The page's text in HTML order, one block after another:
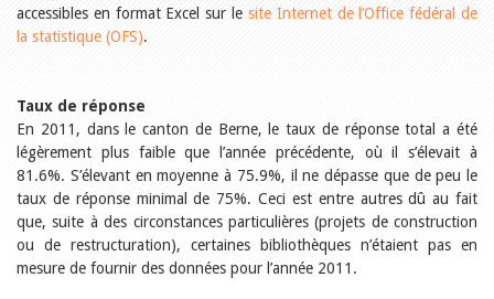
Du monde entier
Divers
Manifestations
Formation et perfectionnement
Animations
Jeune public
Ecole et bibliothèque
Bibliosuisse
Subventions cantonales
Subventions extraordinaires
accessibles en format Excel sur le site Internet de l’Office fédéral de
la statistique (OFS).
Taux de réponse
En 2011, dans le canton de Berne, le taux de réponse total a été
légèrement plus faible que l’année précédente, où il s’élevait à
81.6%. S’élevant en moyenne à 75.9%, il ne dépasse que de peu le
taux de réponse minimal de 75%. Ceci est entre autres dû au fait
que, suite à des circonstances particulières (projets de construction
ou de restructuration), certaines bibliothèques n’étaient pas en
mesure de fournir des données pour l’année 2011.